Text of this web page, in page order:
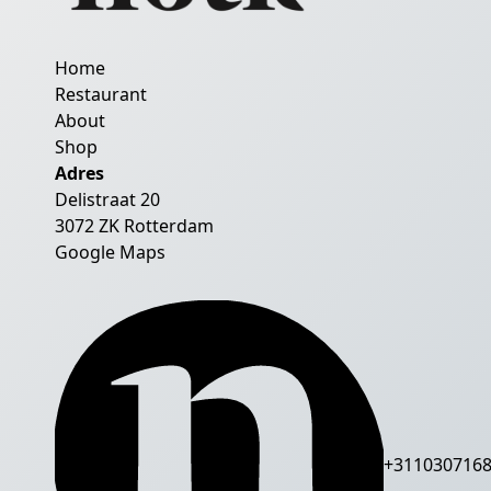
Home
Restaurant
About
Shop
Adres
Delistraat 20
3072 ZK Rotterdam
Google Maps